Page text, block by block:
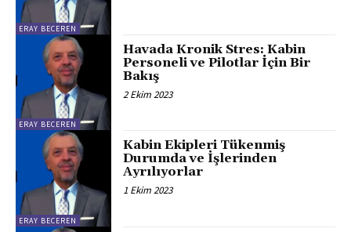
ERAY BECEREN
ERAY BECEREN
Havada Kronik Stres: Kabin
Personeli ve Pilotlar İçin Bir
Bakış
2 Ekim 2023
ERAY BECEREN
Kabin Ekipleri Tükenmiş
Durumda ve İşlerinden
Ayrılıyorlar
1 Ekim 2023